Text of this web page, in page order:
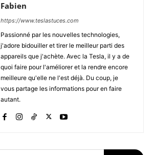
Fabien
https://www.teslastuces.com
Passionné par les nouvelles technologies,
j'adore bidouiller et tirer le meilleur parti des
appareils que j'achète. Avec la Tesla, il y a de
quoi faire pour l'améliorer et la rendre encore
meilleure qu'elle ne l'est déjà. Du coup, je
vous partage les informations pour en faire
autant.